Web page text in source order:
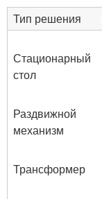
Тип решения
Стационарный
стол
Раздвижной
механизм
Трансформер